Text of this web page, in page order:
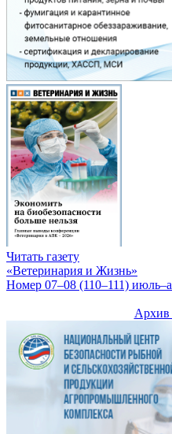
Читать газету
«Ветеринария и Жизнь»
Номер 07–08 (110–111)
Архив